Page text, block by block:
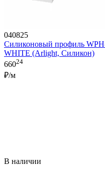
040825
Силиконовый профиль
WHITE (Arlight, Силикон)
66024
₽/м
В наличии